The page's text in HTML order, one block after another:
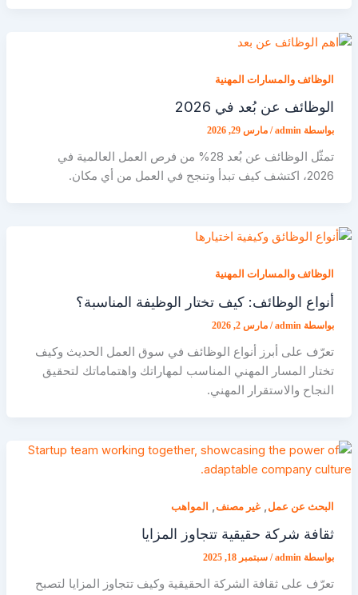
الوظائف والمسارات المهنية
الوظائف عن بُعد في 2026
بواسطة admin
/ مارس 29, 2026
تمثّل الوظائف عن بُعد 28% من فرص العمل العالمية في
2026، اكتشف كيف تبدأ وتنجح في العمل من أي مكان.
الوظائف والمسارات المهنية
أنواع الوظائف: كيف تختار الوظيفة المناسبة؟
بواسطة admin
/ مارس 2, 2026
تعرّف على أبرز أنواع الوظائف في سوق العمل الحديث وكيف
تختار المسار المهني المناسب لمهاراتك واهتماماتك لتحقيق
النجاح والاستقرار المهني.
البحث عن عمل غير مصنف, المواهب
ثقافة شركة حقيقية تتجاوز المزايا
بواسطة admin
/ سبتمبر 18, 2025
تعرّف على ثقافة الشركة الحقيقية وكيف تتجاوز المزايا لتصبح